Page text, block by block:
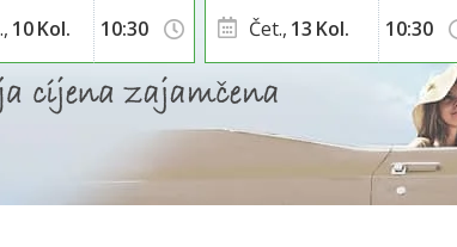
Polski
Română
العربية
10Kol. Čet., 13 Kol.